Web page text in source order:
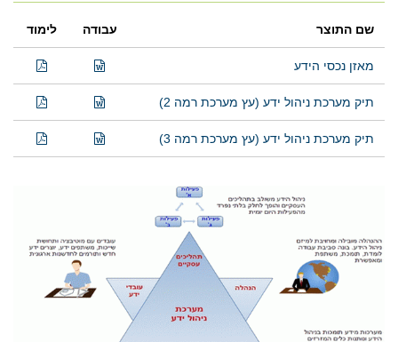
שם התוצר עבודה לימוד
מאזן נכסי הידע
תיק מערכת ניהול ידע (עץ מערכת רמה 2)
תיק מערכת ניהול ידע (עץ מערכת רמה 3)